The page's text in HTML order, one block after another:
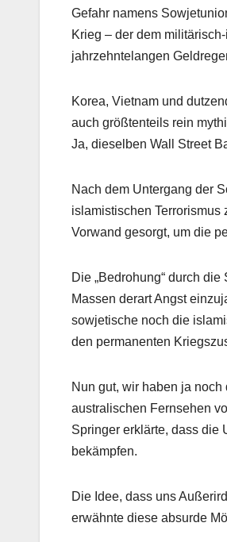
Gefahr namens
Krieg – der dem
jahrzehntelangen
Korea, Vietnam und
auch größtenteils rein
Ja, dieselben Wall Street
Nach dem Untergang der
islamistischen
Vorwand gesorgt, um die
Die „Bedrohung“ durch
Massen derart Angst
sowjetische noch die
den permanenten
Nun gut, wir haben ja
australischen Fernsehen
Springer erklärte, dass die
bekämpfen.
Die Idee, dass uns
erwähnte diese absurde